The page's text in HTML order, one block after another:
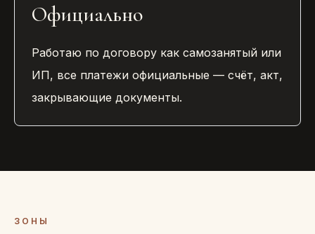
Официально
Работаю по договору как самозанятый или
ИП, все платежи официальные — счёт, акт,
закрывающие документы.
ЗОНЫ